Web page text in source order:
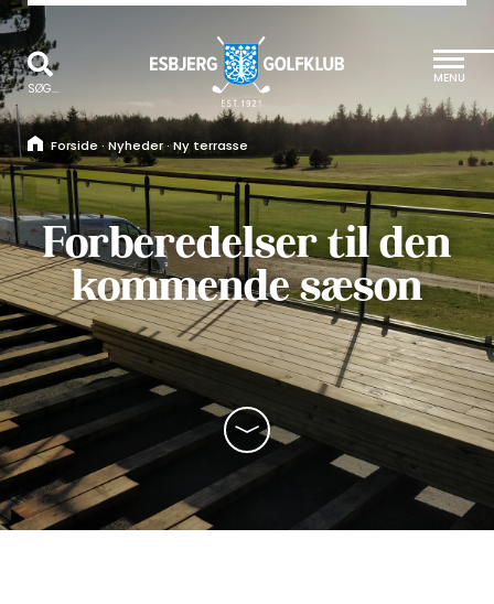
SØG...
Forside · Nyheder · Ny terrasse
Forberedelser til den
kommende sæson
MENU